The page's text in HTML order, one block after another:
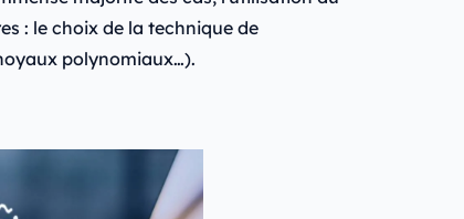
: le choix de la technique de
polynomiaux…).